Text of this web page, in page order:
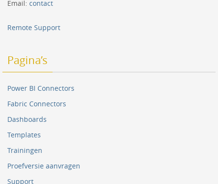
Email: contact
Remote Support
Pagina’s
Power BI Connectors
Fabric Connectors
Dashboards
Templates
Trainingen
Proefversie aanvragen
Support